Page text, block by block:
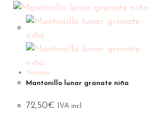
Mantones
Mantonillo lunar granate niña
72,50€ IVA incl.